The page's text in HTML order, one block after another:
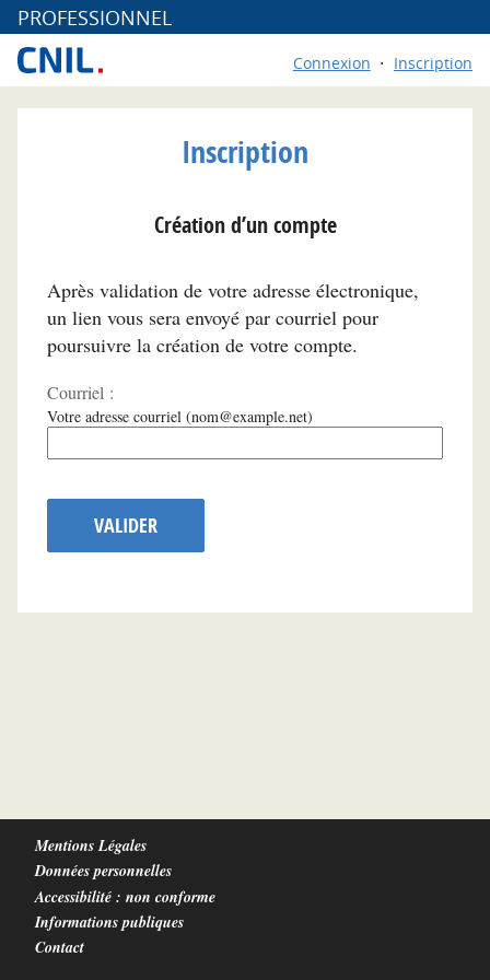
PROFESSIONNEL
Connexion Inscription
Inscription
Création d’un compte
Après validation de votre adresse électronique,
un lien vous sera envoyé par courriel pour
poursuivre la création de votre compte.
Courriel :
*
Votre adresse courriel (nom@example.net)
VALIDER
Mentions Légales
Données personnelles
Accessibilité : non conforme
Informations publiques
Contact